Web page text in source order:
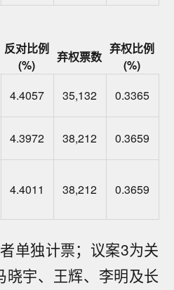
反对比例
(%)
弃权票数
弃权比例
(%)
4.4057 35,132 0.3365
4.3972 38,212 0.3659
4.4011 38,212 0.3659
单独计票；议案3为关
宇、王辉、李明及长